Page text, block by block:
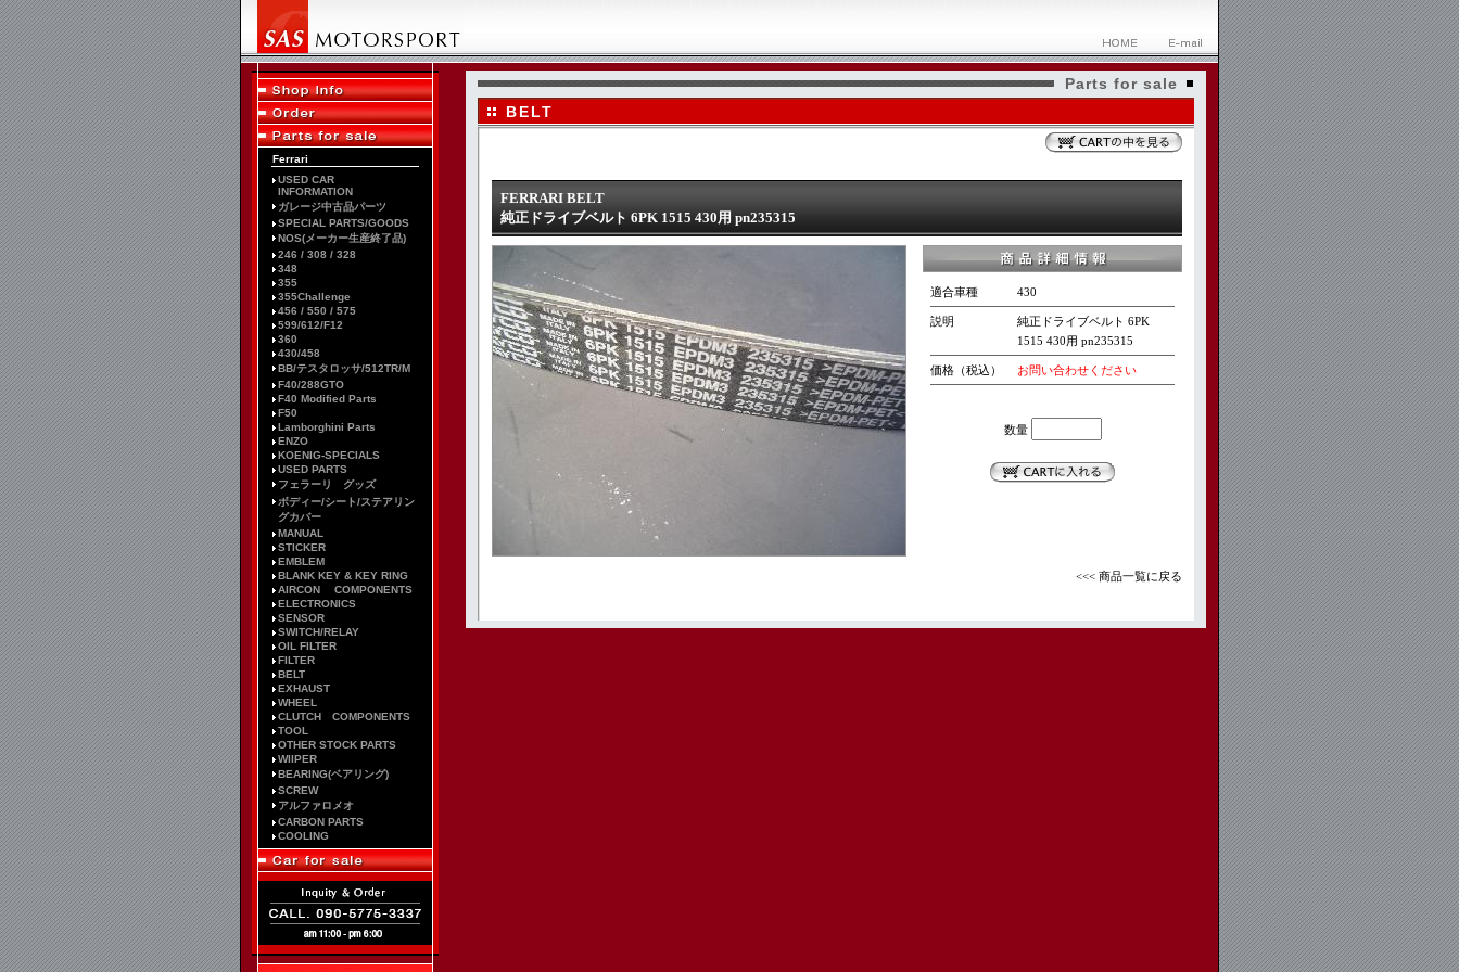
Ferrari
USED CAR
INFORMATION
ガレージ中古品パーツ
SPECIAL PARTS/GOODS
NOS(メーカー生産終了品)
246 / 308 / 328
348
355
355Challenge
456 / 550 / 575
599/612/F12
360
430/458
BB/テスタロッサ/512TR/M
F40/288GTO
F40 Modified Parts
F50
Lamborghini Parts
ENZO
KOENIG-SPECIALS
USED PARTS
フェラーリ グッズ
ボディー/シート/ステアリン
グカバー
MANUAL
STICKER
EMBLEM
BLANK KEY & KEY RING
AIRCON COMPONENTS
ELECTRONICS
SENSOR
SWITCH/RELAY
OIL FILTER
FILTER
BELT
EXHAUST
WHEEL
CLUTCH COMPONENTS
TOOL
OTHER STOCK PARTS
WIIPER
BEARING(ベアリング)
SCREW
アルファロメオ
CARBON PARTS
COOLING
Parts for sale
BELT
FERRARI BELT
純正ドライブベルト 6PK 1515 430用 pn235315
適合車種 430
説明
純正ドライブベルト 6PK
1515 430用 pn235315
価格（税込） お問い合わせください
数量
<<< 商品一覧に戻る